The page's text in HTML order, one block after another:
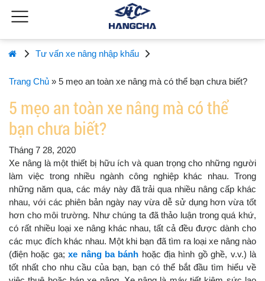
Tư vấn xe nâng nhập khẩu
Trang Chủ » 5 mẹo an toàn xe nâng mà có thể bạn chưa biết?
5 mẹo an toàn xe nâng mà có thể
bạn chưa biết?
Tháng 7 28, 2020
Xe nâng là một thiết bị hữu ích và quan trọng cho những người
làm việc trong nhiều ngành công nghiệp khác nhau. Trong
những năm qua, các máy này đã trải qua nhiều nâng cấp khác
nhau, với các phiên bản ngày nay vừa dễ sử dụng hơn vừa tốt
hơn cho môi trường. Như chúng ta đã thảo luận trong quá khứ,
có rất nhiều loại xe nâng khác nhau, tất cả đều được dành cho
các mục đích khác nhau. Một khi bạn đã tìm ra loại xe nâng nào
(điện hoặc ga;xe nâng ba bánh hoặc địa hình gồ ghề, v.v.) là
tốt nhất cho nhu cầu của bạn, bạn có thể bắt đầu tìm hiểu về